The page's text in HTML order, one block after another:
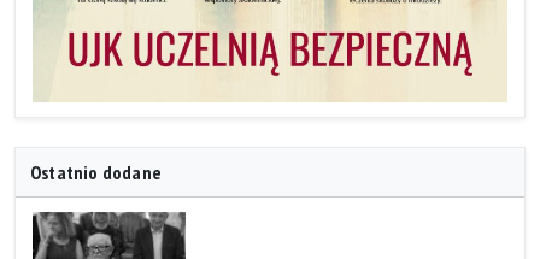
Ostatnio dodane